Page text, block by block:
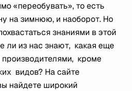
«переобувать», то есть
на зимнюю, и наоборот. Но
знаниями в этой
ли из нас знают, какая еще
производителями, кроме
видов? На сайте
найдете широкий